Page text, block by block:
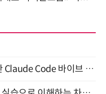
"모든 담당자(비개발자)를 위한 Claude Code 바이브 코딩 2-day 부트캠프" 9월 16~17일 개최